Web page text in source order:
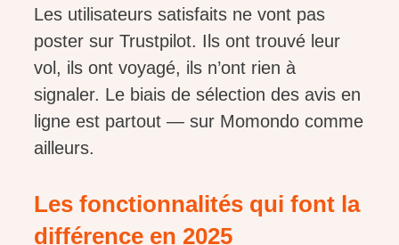
Les utilisateurs satisfaits ne vont pas
poster sur Trustpilot. Ils ont trouvé leur
vol, ils ont voyagé, ils n’ont rien à
signaler. Le biais de sélection des avis en
ligne est partout — sur Momondo comme
ailleurs.
Les fonctionnalités qui font la
différence en 2025